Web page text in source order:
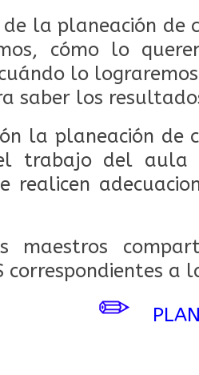
de la planeación de
cómo lo
lo
saber los
la planeación de
trabajo del aula
realicen
maestros
correspondientes a
✏